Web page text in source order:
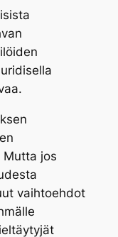
Mutta jos
vaihtoehdot